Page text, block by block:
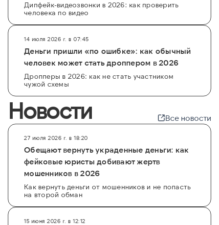
Дипфейк-видеозвонки в 2026: как проверить
человека по видео
14 июля 2026 г. в 07:45
Деньги пришли «по ошибке»: как обычный
человек может стать дроппером в 2026
Дропперы в 2026: как не стать участником
чужой схемы
Новости Все новости
27 июля 2026 г. в 18:20
Обещают вернуть украденные деньги: как
фейковые юристы добивают жертв
мошенников в 2026
Как вернуть деньги от мошенников и не попасть
на второй обман
15 июня 2026 г. в 12:12